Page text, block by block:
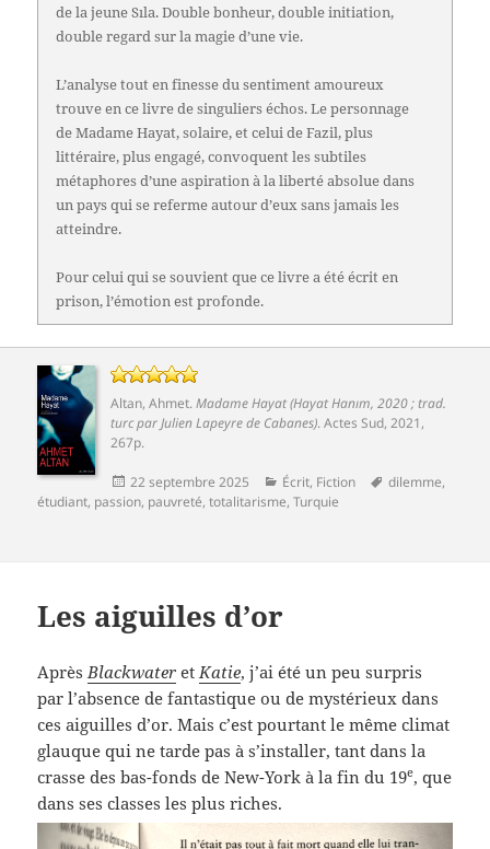
de la jeune Sıla. Double bonheur, double initiation,
double regard sur la magie d’une vie.
L’analyse tout en finesse du sentiment amoureux
trouve en ce livre de singuliers échos. Le personnage
de Madame Hayat, solaire, et celui de Fazil, plus
littéraire, plus engagé, convoquent les subtiles
métaphores d’une aspiration à la liberté absolue dans
un pays qui se referme autour d’eux sans jamais les
atteindre.
Pour celui qui se souvient que ce livre a été écrit en
prison, l’émotion est profonde.
Altan, Ahmet.Madame Hayat (Hayat Hanım, 2020 ; trad.
turc par Julien Lapeyre de Cabanes).Actes Sud, 2021,
267p.
Publié
le
22 septembre 2025 Catégories
Écrit, Fiction
Mots-
dilemme,
étudiant, passion, pauvreté,totalitarisme,Turquie
Les aiguilles d’or
Après Blackwater et Katie, j’ai été un peu surpris
par l’absence de fantastique ou de mystérieux dans
ces aiguilles d’or. Mais c’est pourtant le même climat
glauque qui ne tarde pas à s’installer, tant dans la
crasse des bas-fonds de New-York à la fin du 19e, que
dans ses classes les plus riches.